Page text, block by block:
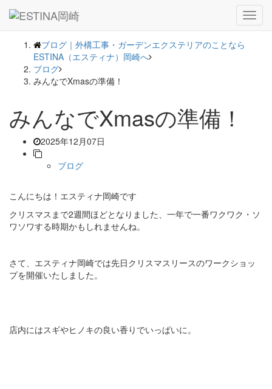
― BLOG ―
ブログ｜外構工事・ガーデンエクステリアのことなら
ESTINA（エスティナ）岡崎へ
ブログ
みんなでXmasの準備！
みんなでXmasの準備！
2025年12月07日
ブログ
こんにちは！エスティナ岡崎です
クリスマスまで2週間ほどとなりました、一年で一番ワクワク・ソ
ワソワする時期かもしれませんね。
さて、エスティナ岡崎では先日クリスマスリースのワークショッ
プを開催いたしました。
店内にはスギやヒノキの良い香りでいっぱいに。